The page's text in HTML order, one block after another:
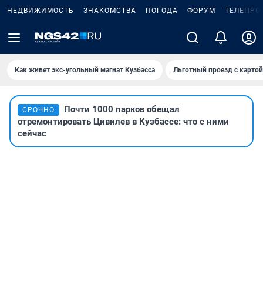
НЕДВИЖИМОСТЬ ЗНАКОМСТВА ПОГОДА ФОРУМ
Как живет экс-угольный магнат Кузбасса Льготный проезд с
СРОЧНО
Почти 1000 парков обещал
отремонтировать Цивилев в Кузбассе: что с ними
сейчас